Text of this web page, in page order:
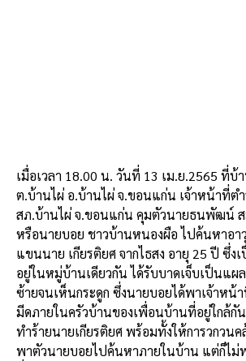
เมื่อเวลา 18.00 น. วันที่ 13 เม.ย.2565 ที่บ้
ต.บ้านไผ่ อ.บ้านไผ่ จ.ขอนแก่น เจ้าหน้าที่ต
สภ.บ้านไผ่ จ.ขอนแก่น คุมตัวนายธนพัฒน์ ส
หรือนายบอย ชาวบ้านหนองผือ ไปค้นหาอ
แขนนาย เกียรติยศ จากไธสง อายุ 25 ปี ซึ่ง
อยู่ในหมู่บ้านเดียวกัน ได้รับบาดเจ็บเป็นแผ
ซ้ายจนเห็นกระดูก ซึ่งนายบอยได้พาเจ้าหน้
มีดภายในครัวบ้านของเพื่อนบ้านที่อยู่ใกล้กั
ทำร้ายนายเกียรติยศ พร้อมทั้งให้การวกวน
พาตัวนายบอยไปค้นหาภายในบ้าน แต่ก็ไม่